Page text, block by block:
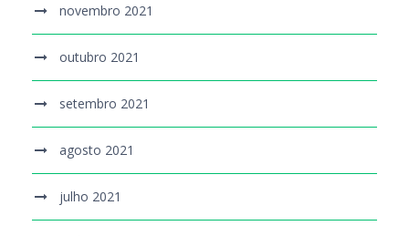
novembro 2021
outubro 2021
setembro 2021
agosto 2021
julho 2021